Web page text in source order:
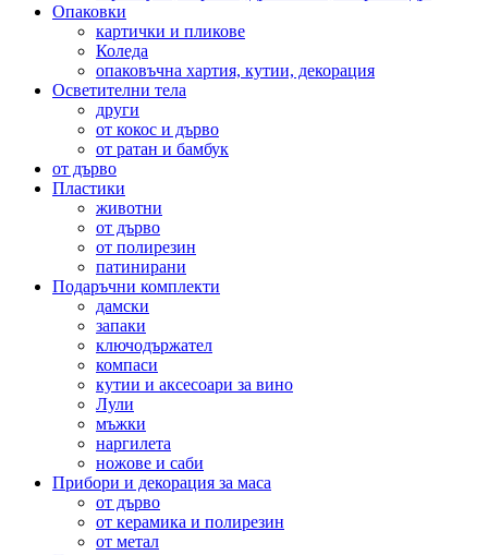
Опаковки
картички и пликове
Коледа
опаковъчна хартия, кутии, декорация
Осветителни тела
други
от кокос и дърво
от ратан и бамбук
от дърво
Пластики
животни
от дърво
от полирезин
патинирани
Подаръчни комплекти
дамски
запаки
ключодържател
компаси
кутии и аксесоари за вино
Лули
мъжки
наргилета
ножове и саби
Прибори и декорация за маса
от дърво
от керамика и полирезин
от метал